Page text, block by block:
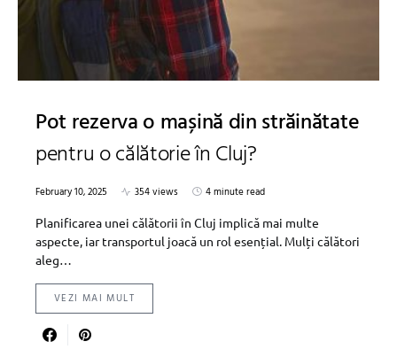
Pot rezerva o mașină din străinătate
pentru o călătorie în Cluj?
February 10, 2025 354 views
4 minute read
Planificarea unei călătorii în Cluj implică mai multe
aspecte, iar transportul joacă un rol esențial. Mulți călători
aleg…
VEZI MAI MULT